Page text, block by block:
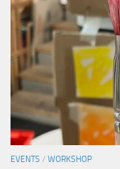
EVENTS / WORKSHOP